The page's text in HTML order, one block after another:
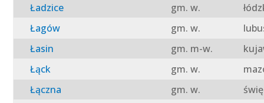
Ładzice
gm. w.
Łagów
gm. w.
Łasin
gm. m-w.
Łąck
gm. w.
Łączna
gm. w.